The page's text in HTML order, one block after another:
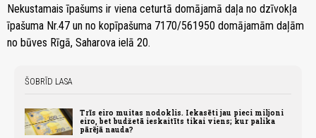
Nekustamais īpašums ir viena ceturtā domājamā daļa no dzīvokļa
īpašuma Nr.47 un no kopīpašuma 7170/561950 domājamām daļām
no būves Rīgā, Saharova ielā 20.
ŠOBRĪD LASA
Trīs eiro muitas nodoklis. Iekasēti jau pieci miljoni
eiro, bet budžetā ieskaitīts tikai viens; kur palika
pārējā nauda?